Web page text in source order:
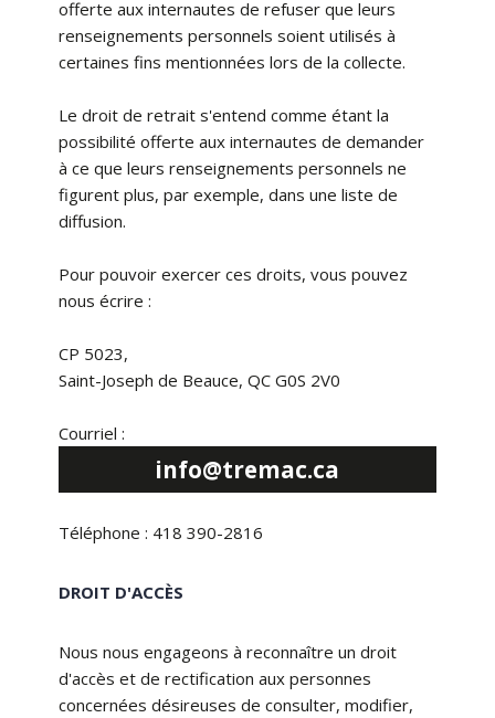
offerte aux internautes de refuser que leurs
renseignements personnels soient utilisés à
certaines fins mentionnées lors de la collecte.
Le droit de retrait s'entend comme étant la
possibilité offerte aux internautes de demander
à ce que leurs renseignements personnels ne
figurent plus, par exemple, dans une liste de
diffusion.
Pour pouvoir exercer ces droits, vous pouvez
nous écrire :
CP 5023,
Saint-Joseph de Beauce, QC G0S 2V0
Courriel :
info@tremac.ca
Téléphone : 418 390-2816
DROIT D'ACCÈS
Nous nous engageons à reconnaître un droit
d'accès et de rectification aux personnes
concernées désireuses de consulter, modifier,